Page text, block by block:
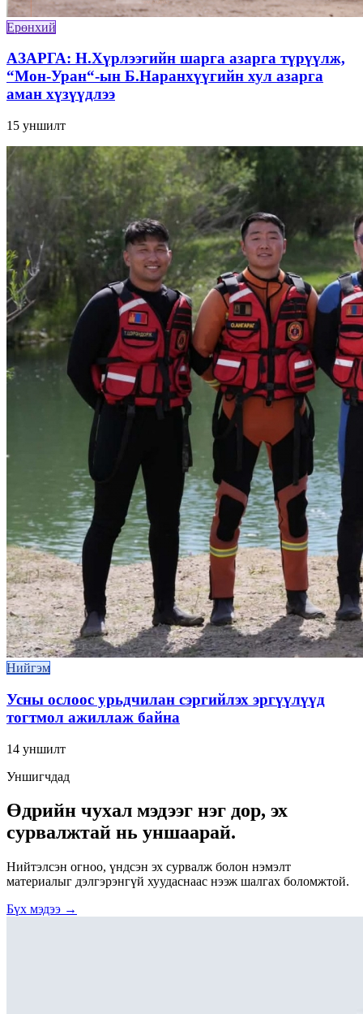
Ерөнхий
АЗАРГА: Н.Хүрлээгийн шарга азарга түрүүлж,
“Мон-Уран“-ын Б.Наранхүүгийн хул азарга
аман хүзүүдлээ
15 уншилт
Нийгэм
Усны ослоос урьдчилан сэргийлэх эргүүлүүд
тогтмол ажиллаж байна
14 уншилт
Уншигчдад
Өдрийн чухал мэдээг нэг дор, эх
сурвалжтай нь уншаарай.
Нийтэлсэн огноо, үндсэн эх сурвалж болон нэмэлт
материалыг дэлгэрэнгүй хуудаснаас нээж шалгах боломжтой.
Бүх мэдээ →